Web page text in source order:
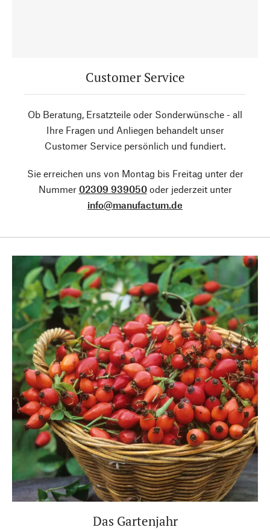
Customer Service
Ob Beratung, Ersatzteile oder Sonderwünsche - all
Ihre Fragen und Anliegen behandelt unser
Customer Service persönlich und fundiert.
Sie erreichen uns von Montag bis Freitag unter der
Nummer 02309 939050oder jederzeit unter
info@manufactum.de
Das Gartenjahr